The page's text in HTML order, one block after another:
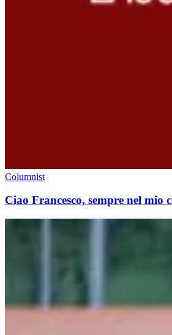
Columnist
Ciao Francesco, sempre nel mio